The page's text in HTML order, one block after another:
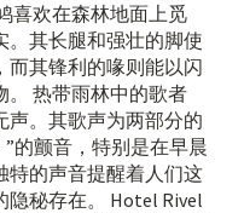
喜欢在森林地面上觅
。其长腿和强壮的脚使
而其锋利的喙则能以闪
。 热带雨林中的歌者
声。其歌声为两部分的
的颤音，特别是在早晨
特的声音提醒着人们这
隐秘存在。 Hotel Rivel